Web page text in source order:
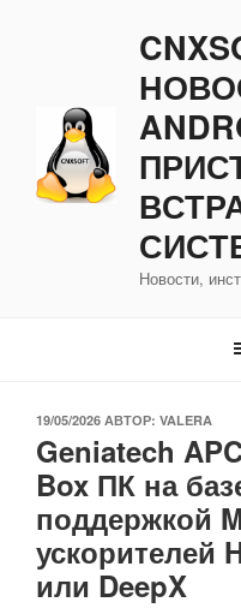
Новости,
ОПУБЛИКОВАНО
19/05/2026 АВТОР: VALERA
Geniatech
Box ПК на
поддержкой
ускорителей
или DeepX